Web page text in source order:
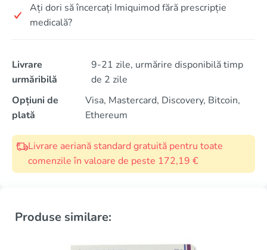
Ați dori să încercați Imiquimod fără prescripție
medicală?
Livrare
urmăribilă
9-21 zile, urmărire disponibilă timp
de 2 zile
Opțiuni de
plată
Visa, Mastercard, Discovery, Bitcoin,
Ethereum
Livrare aeriană standard gratuită pentru toate
comenzile în valoare de peste 172,19 €
Produse similare: